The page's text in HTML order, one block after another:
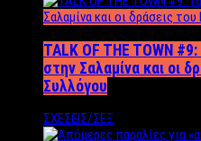
TALK OF THE TOWN
στην Σαλαμίνα και οι
Συλλόγου
ΣΧΕΣΕΙΣ/ΣΕΞ